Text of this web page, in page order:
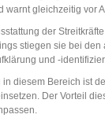
warnt gleichzeitig vor
der
stiegen sie bei
und -
diesem Bereich ist
Der Vorteil